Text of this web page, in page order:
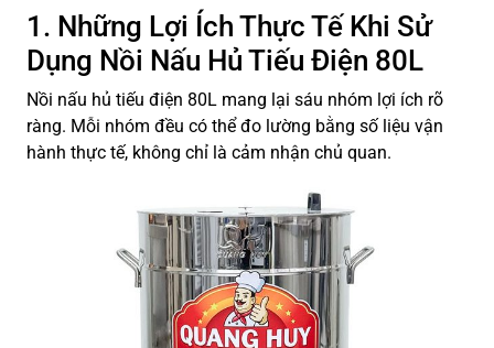
1. Những Lợi Ích Thực Tế Khi Sử
Dụng Nồi Nấu Hủ Tiếu Điện 80L
Nồi nấu hủ tiếu điện 80L mang lại sáu nhóm lợi ích rõ
ràng. Mỗi nhóm đều có thể đo lường bằng số liệu vận
hành thực tế, không chỉ là cảm nhận chủ quan.